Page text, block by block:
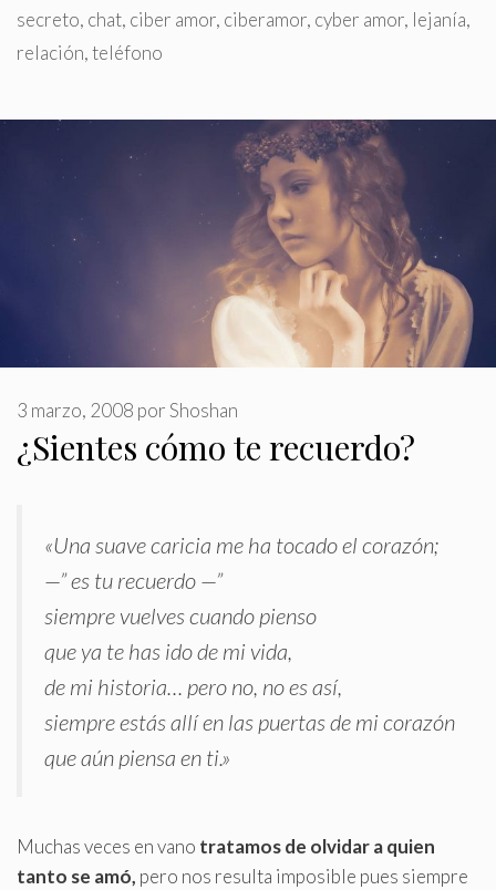
secreto, chat, ciber amor, ciberamor, cyber amor, lejanía,
relación,teléfono
¿Sientes cómo te recuerdo?
3 marzo, 2008 porShoshan
«Una suave caricia me ha tocado el corazón;
—” es tu recuerdo —”
siempre vuelves cuando pienso
que ya te has ido de mi vida,
de mi historia… pero no, no es así,
siempre estás allí en las puertas de mi corazón
que aún piensa en ti.»
Muchas veces en vano tratamos de olvidar a quien
tanto se amó, pero nos resulta imposible pues siempre